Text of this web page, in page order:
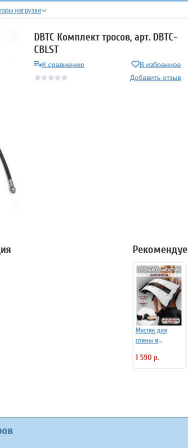
нагрузки
DBTC Комплект тросов, арт. DBTC-
CBLST
К сравнению
В избранное
Добавить отзыв
Мостик для
спины и
тренажер для
позвоночника,
1 590 р.